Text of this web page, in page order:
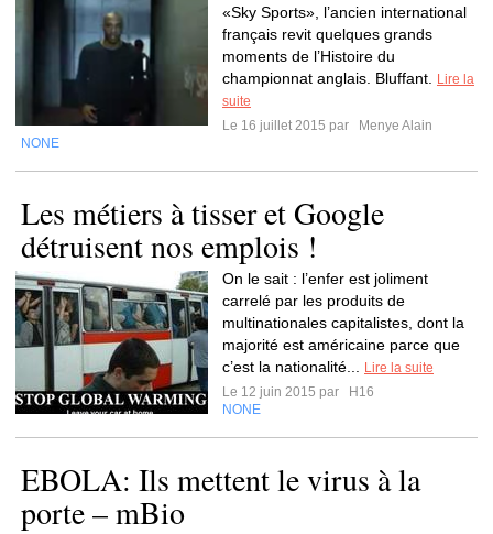
«Sky Sports», l’ancien international
français revit quelques grands
moments de l’Histoire du
championnat anglais. Bluffant.
Lire la
suite
Le 16 juillet 2015 par
Menye Alain
NONE
Les métiers à tisser et Google
détruisent nos emplois !
On le sait : l’enfer est joliment
carrelé par les produits de
multinationales capitalistes, dont la
majorité est américaine parce que
c’est la nationalité...
Lire la suite
Le 12 juin 2015 par
H16
NONE
EBOLA: Ils mettent le virus à la
porte – mBio